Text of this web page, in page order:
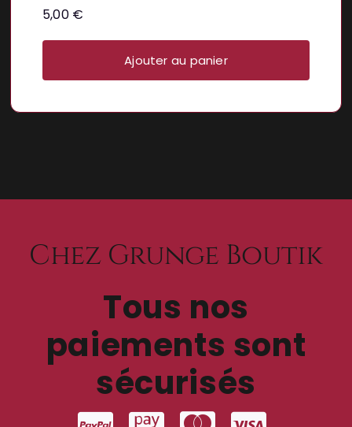
5,00 €
Ajouter au panier
Chez Grunge Boutik
Tous nos
paiements sont
sécurisés